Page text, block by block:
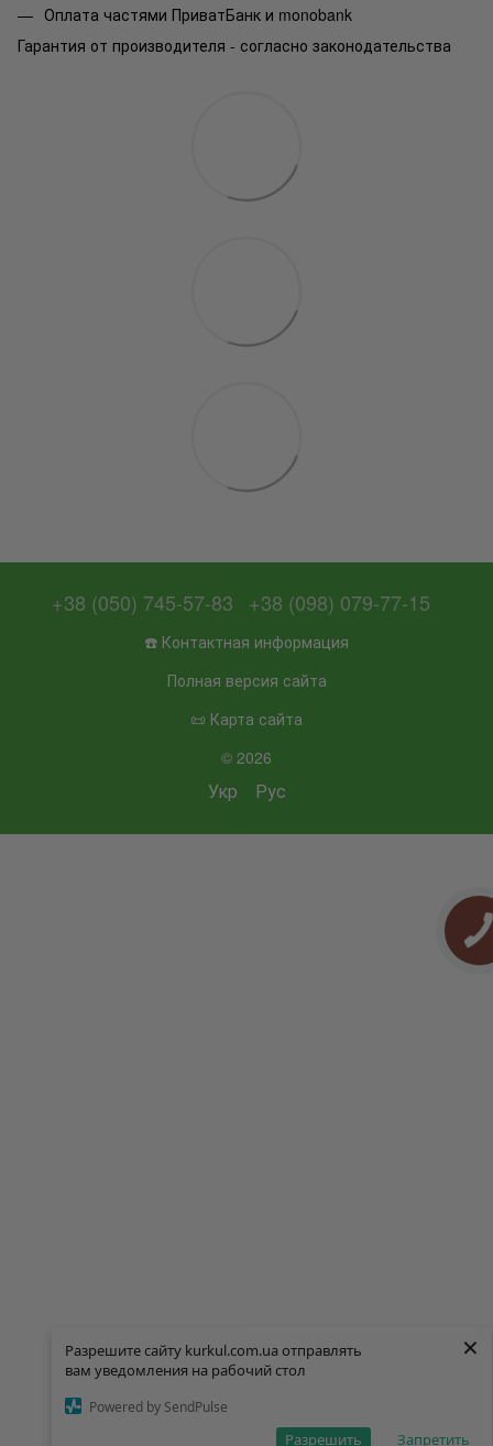
Разрешите сайту kurkul.com.ua отправлять
вам уведомления на рабочий стол
Powered by SendPulse
Запретить
Разрешить
×
Разрешите сайту kurkul.com.ua отправлять
вам уведомления на рабочий стол
Powered by SendPulse
Запретить
Разрешить
×
Оплата частями ПриватБанк и monobank
Гарантия от производителя - согласно законодательства
+38 (050) 745-57-83 +38 (098) 079-77-15
☎️ Контактная информация
Полная версия сайта
📜 Карта сайта
© 2026
Укр Рус